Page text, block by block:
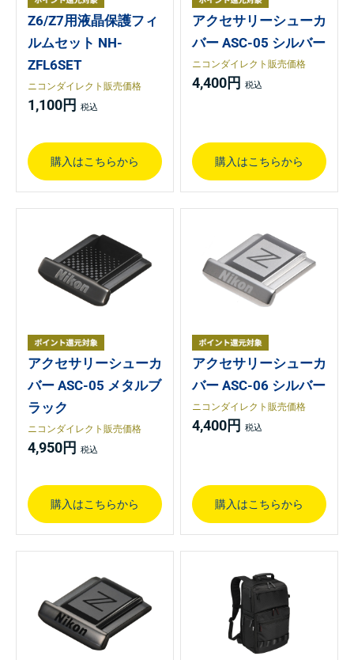
Z6/Z7用液晶保護フィ
ルムセット NH-
ZFL6SET
ニコンダイレクト販売価格
1,100円
購入はこちらから
アクセサリーシューカ
バー ASC-05 シルバー
ニコンダイレクト販売価格
4,400円
購入はこちらから
アクセサリーシューカ
バー ASC-05 メタルブ
ラック
ニコンダイレクト販売価格
4,950円
購入はこちらから
アクセサリーシューカ
バー ASC-06 シルバー
ニコンダイレクト販売価格
4,400円
購入はこちらから